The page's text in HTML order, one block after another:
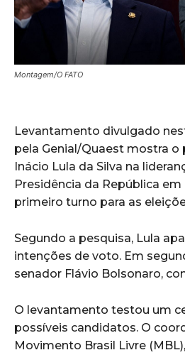
Montagem/O FATO
Levantamento divulgado
pela Genial/Quaest mostra o
Inácio Lula da Silva na
Presidência da República
primeiro turno para as
Segundo a pesquisa, Lula
intenções de voto. Em
senador Flávio Bolsonaro,
O levantamento testou um
possíveis candidatos. O
Movimento Brasil Livre